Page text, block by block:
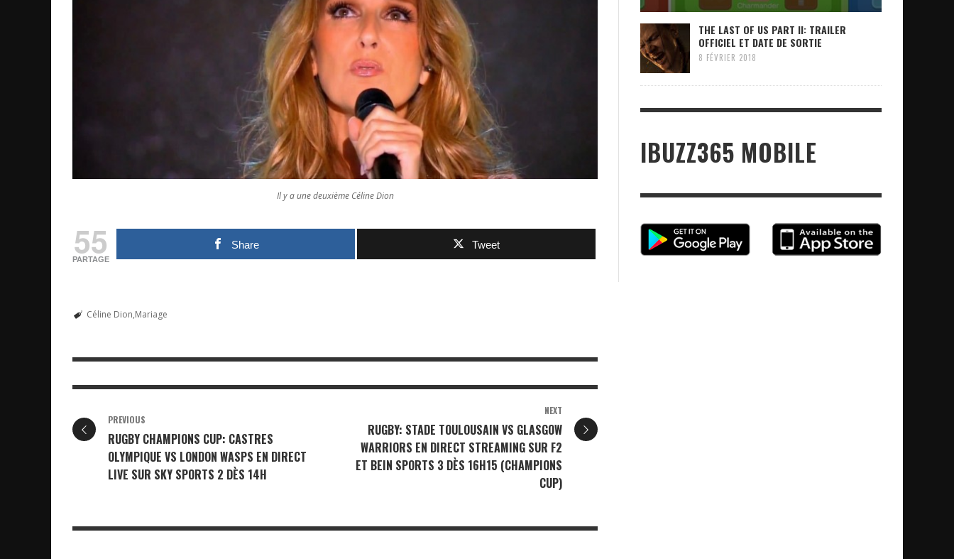
Il y a une deuxième Céline Dion
55
PARTAGE
Share Tweet
Céline Dion Mariage
PREVIOUS
RUGBY CHAMPIONS CUP: CASTRES
OLYMPIQUE VS LONDON WASPS EN DIRECT
LIVE SUR SKY SPORTS 2 DÈS 14H
NEXT
RUGBY: STADE TOULOUSAIN VS GLASGOW
WARRIORS EN DIRECT STREAMING SUR F2
ET BEIN SPORTS 3 DÈS 16H15 (CHAMPIONS
CUP)
THE LAST OF US PART II: TRAILER
OFFICIEL ET DATE DE SORTIE
8 FÉVRIER 2018
IBUZZ365 MOBILE